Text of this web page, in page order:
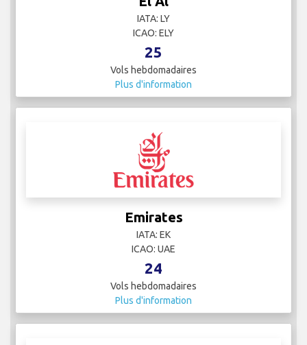
IATA: LY
ICAO: ELY
25
Vols hebdomadaires
Plus d'information
Emirates
IATA: EK
ICAO: UAE
24
Vols hebdomadaires
Plus d'information